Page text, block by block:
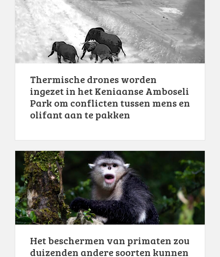
Thermische drones worden
ingezet in het Keniaanse Amboseli
Park om conflicten tussen mens en
olifant aan te pakken
Het beschermen van primaten zou
duizenden andere soorten kunnen